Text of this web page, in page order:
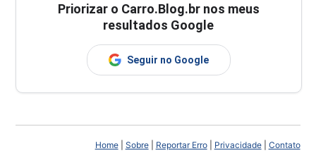
Priorizar o Carro.Blog.br nos meus
resultados Google
Seguir no Google
Home| Sobre| Reportar Erro| Privacidade| Contato